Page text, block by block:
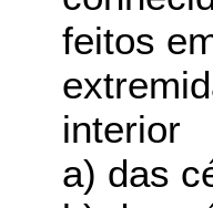
feitos
interior
a) das